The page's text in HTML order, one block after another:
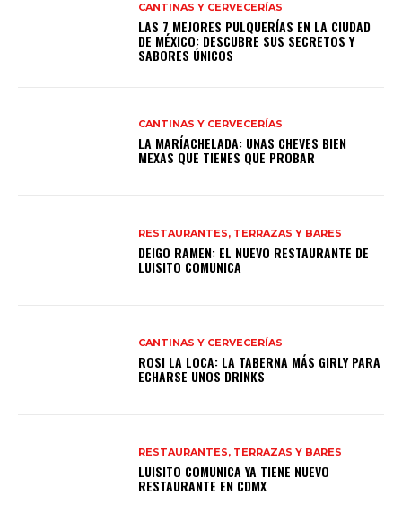
CANTINAS Y CERVECERÍAS
LAS 7 MEJORES PULQUERÍAS EN LA CIUDAD
DE MÉXICO: DESCUBRE SUS SECRETOS Y
SABORES ÚNICOS
CANTINAS Y CERVECERÍAS
LA MARÍACHELADA: UNAS CHEVES BIEN
MEXAS QUE TIENES QUE PROBAR
RESTAURANTES, TERRAZAS Y BARES
DEIGO RAMEN: EL NUEVO RESTAURANTE DE
LUISITO COMUNICA
CANTINAS Y CERVECERÍAS
ROSI LA LOCA: LA TABERNA MÁS GIRLY PARA
ECHARSE UNOS DRINKS
RESTAURANTES, TERRAZAS Y BARES
LUISITO COMUNICA YA TIENE NUEVO
RESTAURANTE EN CDMX